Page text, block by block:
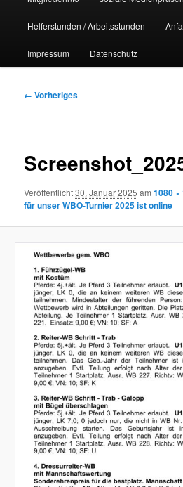
Helferstunden / Arbeitsstunden
Impressum Datenschutz
Bilder-
← Vorheriges
Veröffentlicht30. Januar 2025 am1080 ×
für unser WBO-Turnier 2025 ist online